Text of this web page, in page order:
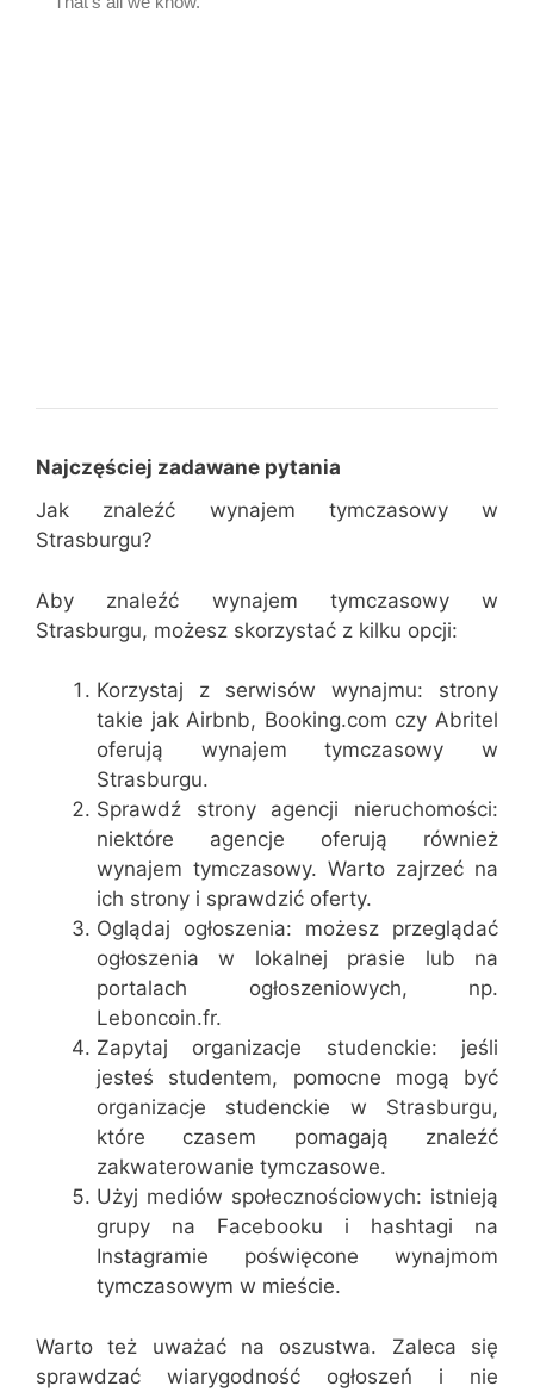
Najczęściej zadawane pytania
Jak znaleźć wynajem tymczasowy w
Strasburgu?
Aby znaleźć wynajem tymczasowy w
Strasburgu, możesz skorzystać z kilku opcji:
Korzystaj z serwisów wynajmu: strony
takie jak Airbnb, Booking.com czy Abritel
oferują wynajem tymczasowy w
Strasburgu.
Sprawdź strony agencji nieruchomości:
niektóre agencje oferują również
wynajem tymczasowy. Warto zajrzeć na
ich strony i sprawdzić oferty.
Oglądaj ogłoszenia: możesz przeglądać
ogłoszenia w lokalnej prasie lub na
portalach ogłoszeniowych, np.
Leboncoin.fr.
Zapytaj organizacje studenckie: jeśli
jesteś studentem, pomocne mogą być
organizacje studenckie w Strasburgu,
które czasem pomagają znaleźć
zakwaterowanie tymczasowe.
Użyj mediów społecznościowych: istnieją
grupy na Facebooku i hashtagi na
Instagramie poświęcone wynajmom
tymczasowym w mieście.
Warto też uważać na oszustwa. Zaleca się
sprawdzać wiarygodność ogłoszeń i nie